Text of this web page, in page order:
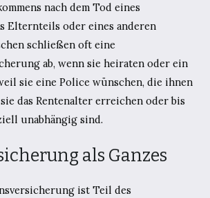
nach dem Tod eines
Elternteils oder eines anderen
schließen oft eine
ab, wenn sie heiraten oder ein
sie eine Police wünschen, die ihnen
das Rentenalter erreichen oder bis
unabhängig sind.
als Ganzes
ist Teil des